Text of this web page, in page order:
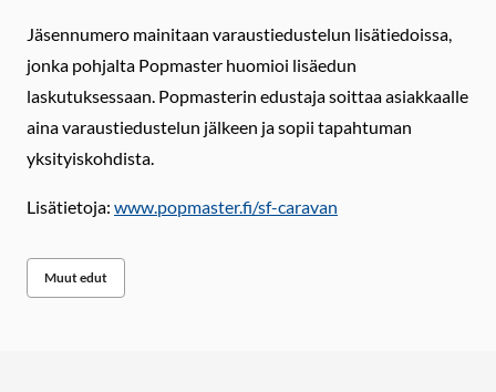
Jäsennumero mainitaan varaustiedustelun lisätiedoissa,
jonka pohjalta Popmaster huomioi lisäedun
laskutuksessaan. Popmasterin edustaja soittaa asiakkaalle
aina varaustiedustelun jälkeen ja sopii tapahtuman
yksityiskohdista.
Lisätietoja: www.popmaster.fi/sf-caravan
Muut edut